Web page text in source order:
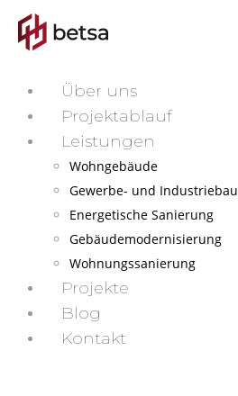
Über uns
Projektablauf
Leistungen
Wohngebäude
Gewerbe- und Industriebau
Energetische Sanierung
Gebäudemodernisierung
Wohnungssanierung
Projekte
Blog
Kontakt